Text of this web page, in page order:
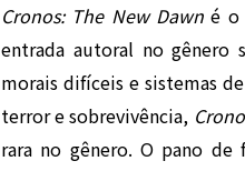
Cronos: The New Dawn é o
entrada autoral no gênero
morais difíceis e sistemas
terror e sobrevivência,
rara no gênero. O pano